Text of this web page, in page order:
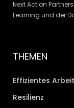
Next Action
Learning und der
THEMEN
Effizientes
Resilienz